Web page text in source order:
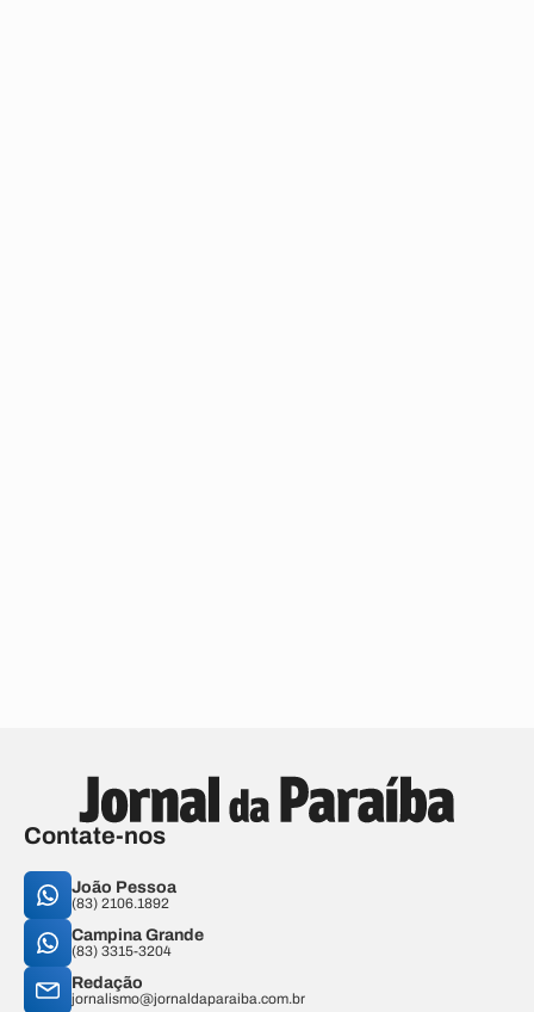
Contate-nos
João Pessoa
(83) 2106.1892
Campina Grande
(83) 3315-3204
Redação
jornalismo@jornaldaparaiba.com.br